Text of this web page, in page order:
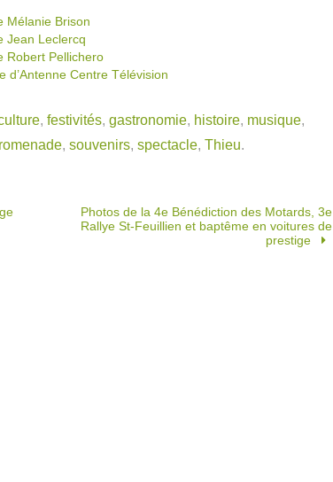
Mélanie Brison
Jean Leclercq
Robert Pellichero
d’Antenne Centre Télévision
, festivités, gastronomie, histoire, musique,
, souvenirs, spectacle, Thieu.
Photos de la 4e Bénédiction des Motards, 3e
Rallye St-Feuillien et baptême en voitures de
prestige